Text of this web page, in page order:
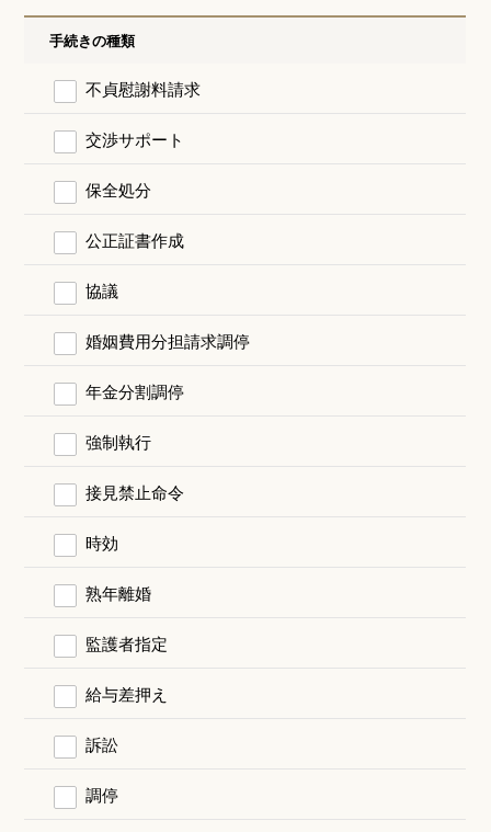
手続きの種類
不貞慰謝料請求
交渉サポート
保全処分
公正証書作成
協議
婚姻費用分担請求調停
年金分割調停
強制執行
接見禁止命令
時効
熟年離婚
監護者指定
給与差押え
訴訟
調停